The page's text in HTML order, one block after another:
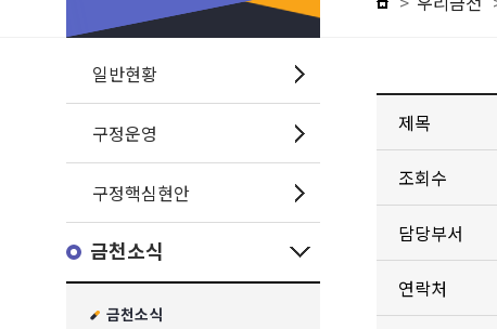
일반현황
구정운영
구정핵심현안
금천소식
금천소식
제목
조회수
담당부서
연락처